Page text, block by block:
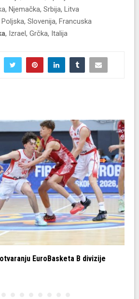
Njemačka, Srbija, Litva
Poljska, Slovenija, Francuska
, Izrael, Grčka, Italija
EuroBasketa B divizije